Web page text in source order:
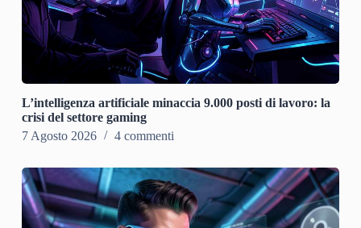
L’intelligenza artificiale minaccia 9.000 posti di lavoro: la
crisi del settore gaming
7 Agosto 2026
4 commenti